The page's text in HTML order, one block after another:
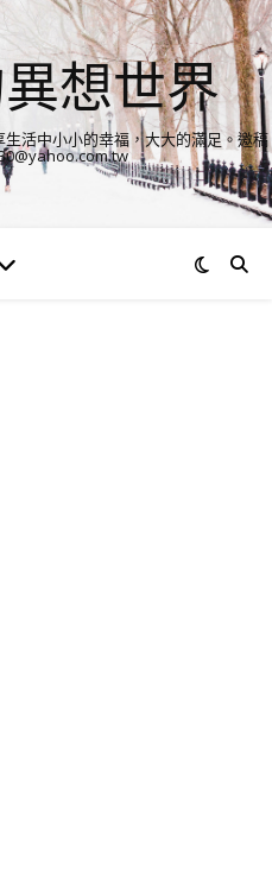
想世界
活中小小的幸福，大大的滿足。邀稿